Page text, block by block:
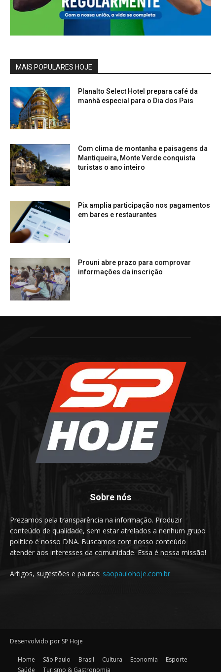
MAIS POPULARES HOJE
Planalto Select Hotel prepara café da
manhã especial para o Dia dos Pais
Com clima de montanha e paisagens da
Mantiqueira, Monte Verde conquista
turistas o ano inteiro
Pix amplia participação nos pagamentos
em bares e restaurantes
Prouni abre prazo para comprovar
informações da inscrição
Sobre nós
Prezamos pela transparência na informação. Produzir
conteúdo de qualidade, sem estar atrelados a nenhum grupo
político é nosso DNA. Buscamos com nosso conteúdo
atender aos interesses da comunidade. Essa é nossa missão!
Artigos, sugestões e pautas: saopaulohoje.com.br
Desenvolvido por SP Hoje
Home São Paulo Brasil Cultura Economia
Esporte
Saúde
Turismo & Gastronomia